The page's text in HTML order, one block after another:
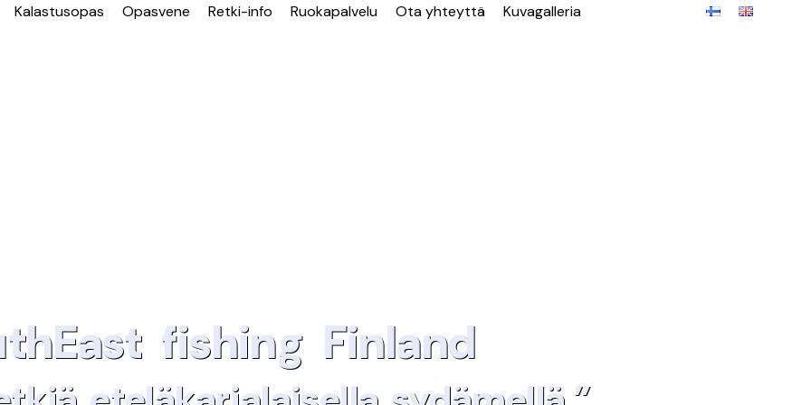
Kalastusopas Opasvene Retki-info Ruokapalvelu Ota yhteyttä Kuvagalleria
fishing Finland